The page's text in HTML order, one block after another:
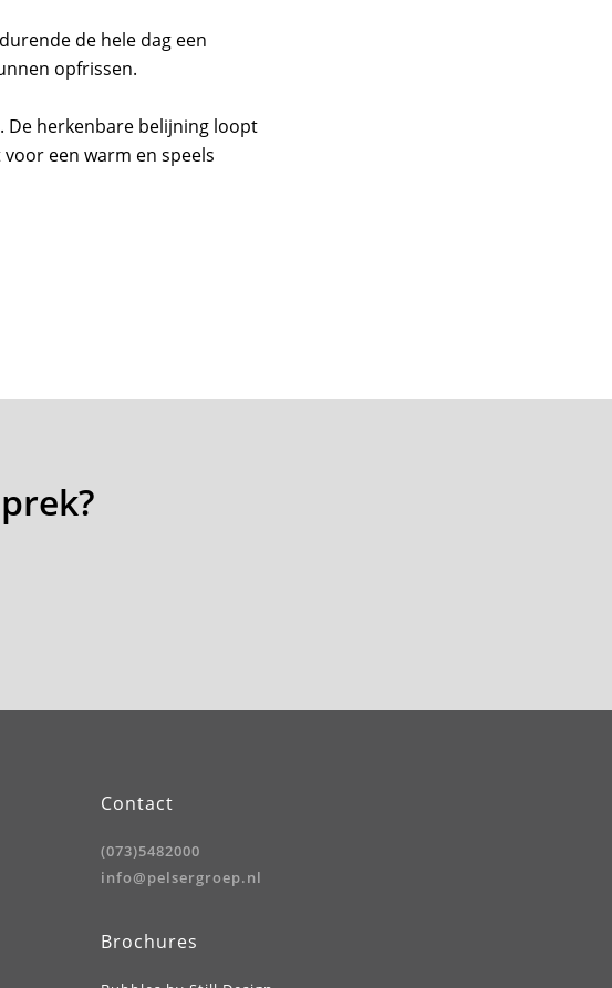
Onderwijsinrichting
Nieuws
de hele dag een
opfrissen.
De herkenbare belijning loopt
een warm en speels
Contact
(073)5482000
info@pelsergroep.nl
Brochures